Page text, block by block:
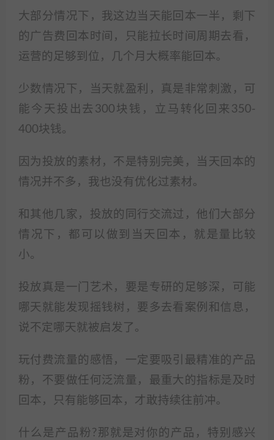
大部分情况下，我这边当天能回本一半，剩下
的广告费回本时间，只能拉长时间周期去看，
运营的足够到位，几个月大概率能回本。
少数情况下，当天就盈利，真是非常刺激，可
能今天投出去300块钱，立马转化回来350-
400块钱。
因为投放的素材，不是特别完美，当天回本的
情况并不多，我也没有优化过素材。
和其他几家，投放的同行交流过，他们大部分
情况下，都可以做到当天回本，就是量比较
小。
投放真是一门艺术，要是专研的足够深，可能
哪天就能发现摇钱树，要多去看案例和信息，
说不定哪天就被启发了。
玩付费流量的感悟，一定要吸引最精准的产品
粉，不要做任何泛流量，最重大的指标是及时
回本，只有能够回本，才敢持续往前冲。
什么是产品粉?那就是对你的产品，特别感兴